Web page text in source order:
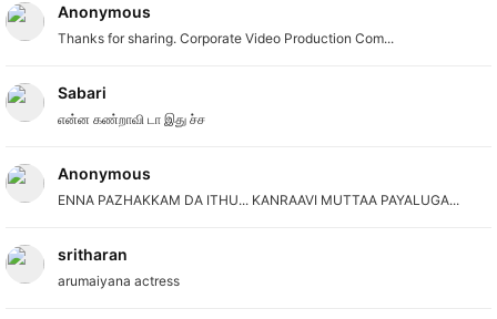
Anonymous
Thanks for sharing. Corporate Video Production Com...
Sabari
என்ன கண்றாவி டா இது ச்ச
Anonymous
ENNA PAZHAKKAM DA ITHU... KANRAAVI MUTTAA PAYALUGA...
sritharan
arumaiyana actress